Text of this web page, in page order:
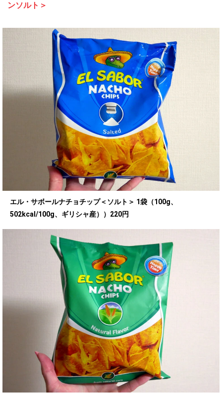
ンソルト＞
エル・サボールナチョチップ＜ソルト＞ 1袋（100g、
502kcal/100g、ギリシャ産））220円